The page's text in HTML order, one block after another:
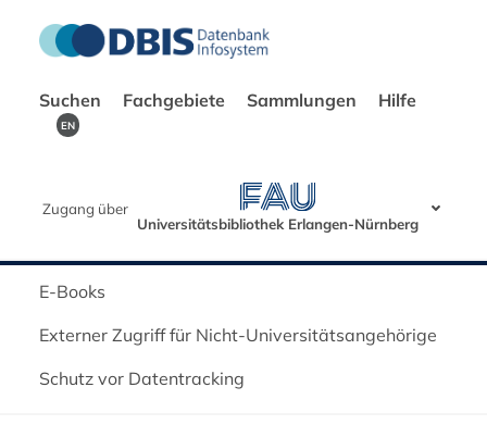
Suchen Fachgebiete Sammlungen Hilfe
EN
Zugang über
Universitätsbibliothek Erlangen-Nürnberg
E-Books
Externer Zugriff für Nicht-Universitätsangehörige
Schutz vor Datentracking